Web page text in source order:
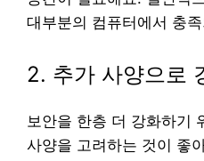
대부분의 컴퓨터에서 충
2. 추가 사양으로
보안을 한층 더 강화하기
사양을 고려하는 것이 좋